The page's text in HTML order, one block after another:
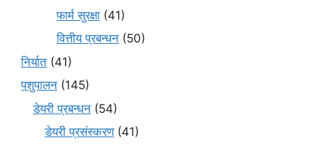
फार्म सुरक्षा (41)
वित्तीय प्रबन्धन (50)
निर्यात (41)
पशुपालन (145)
डेयरी प्रबन्धन (54)
डेयरी प्रसंस्करण(41)